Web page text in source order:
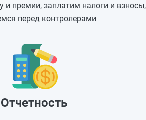
и премии, заплатим налоги и взносы,
перед контролерами
Отчетность